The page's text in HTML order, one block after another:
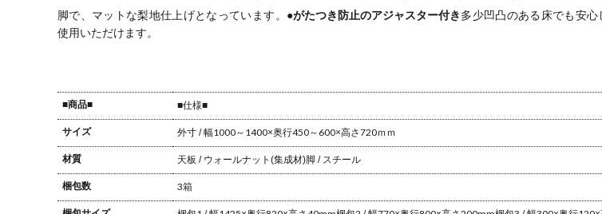
脚で、マットな梨地仕上げとなっています。 ●がたつき防止のアジャスター付き 多少凹凸のある床でも安心
使用いただけます。
■商品■ ■仕様■
サイズ 外寸 / 幅1000～1400×奥行450～600×高さ720ｍｍ
材質 天板 / ウォールナット(集成材)脚 / スチール
梱包数 3箱